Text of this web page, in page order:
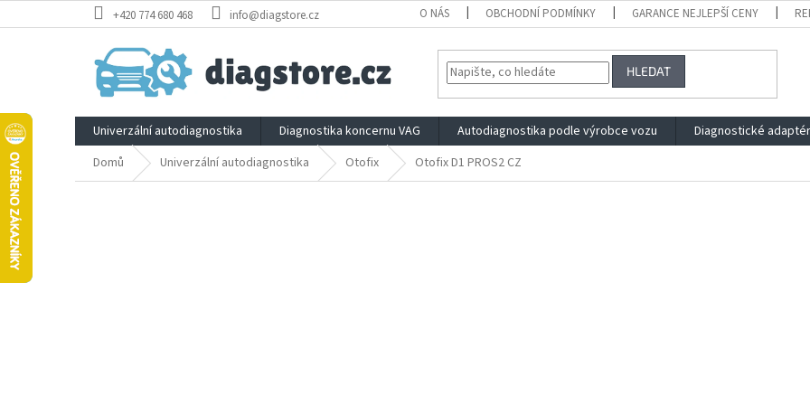
na
+420 774 680 468 info@diagstore.cz O NÁS OBCHODNÍ PODMÍNKY GARANCE NEJLEPŠÍ CENY
HLEDAT
Univerzální autodiagnostika Diagnostika koncernu VAG Autodiagnostika podle výrobce vozu Diagnostické
Domů
Univerzální autodiagnostika Otofix Otofix D1 PROS2 CZ